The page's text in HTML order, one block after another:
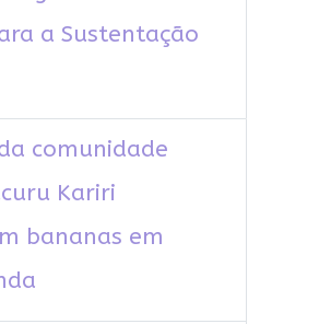
a Sustentação
comunidade
Kariri
bananas em